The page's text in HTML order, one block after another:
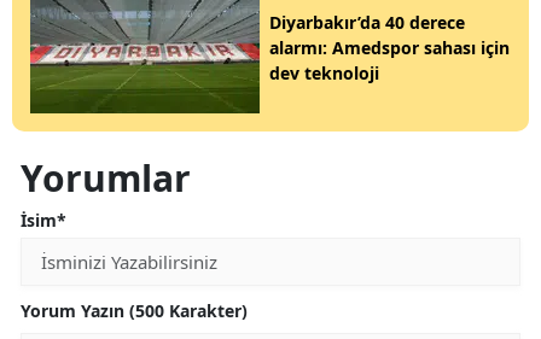
Diyarbakır’da 40 derece
alarmı: Amedspor sahası için
dev teknoloji
Yorumlar
İsim*
Yorum Yazın (500 Karakter)